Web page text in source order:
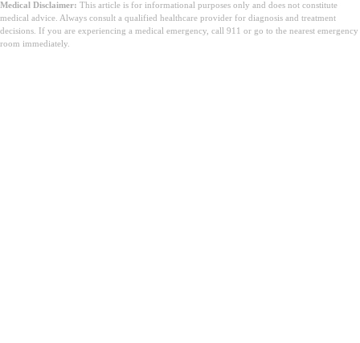
Medical Disclaimer: This article is for informational purposes only and does not constitute
medical advice. Always consult a qualified healthcare provider for diagnosis and treatment
decisions. If you are experiencing a medical emergency, call 911 or go to the nearest emergency
room immediately.